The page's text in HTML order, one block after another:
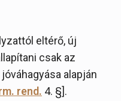
eltérő, új
csak az
alapján
rend. 4. §].